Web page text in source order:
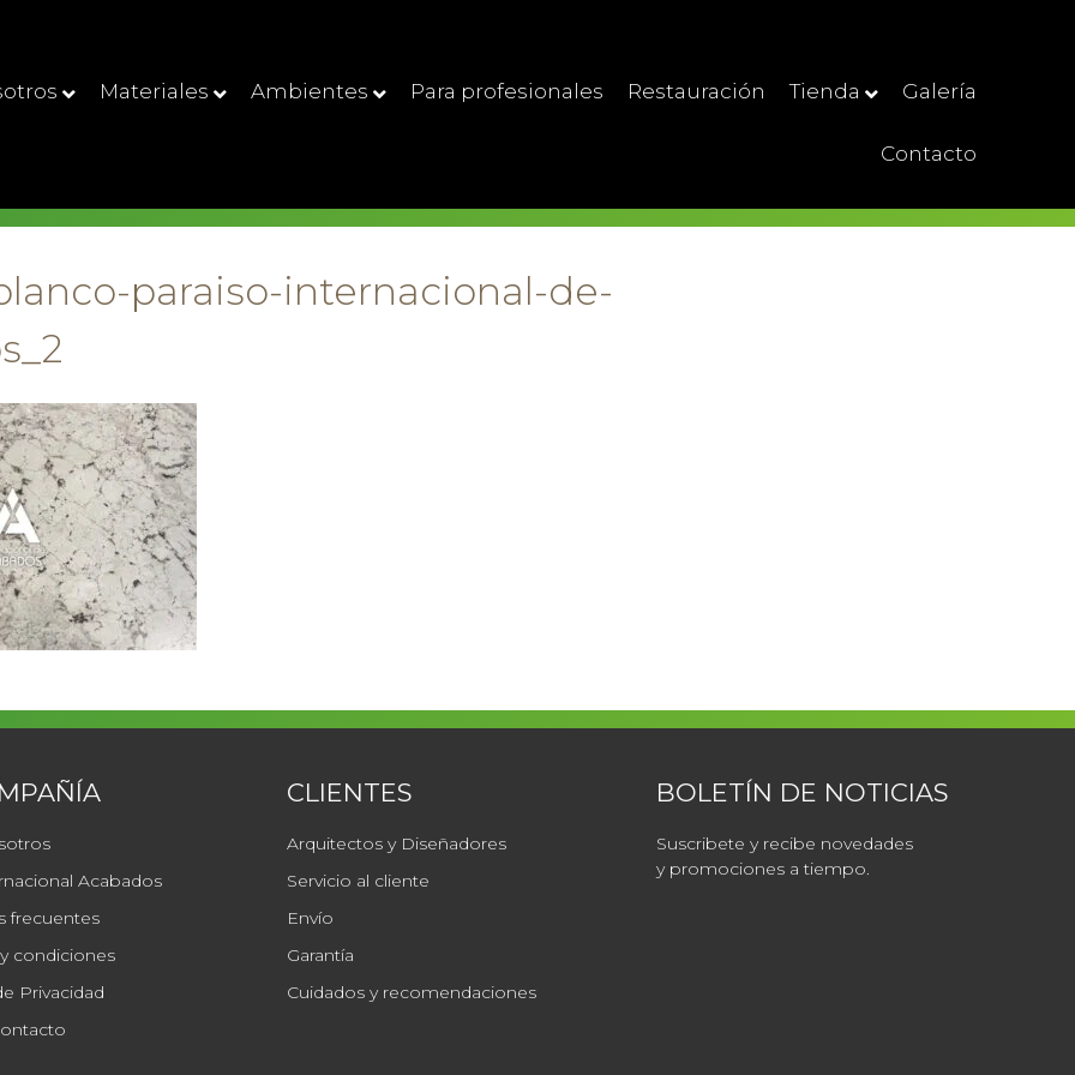
Materiales Ambientes Para profesionales Restauración Tienda Galería
Contacto
paraiso-internacional-de-
Acabados
frecuentes
condiciones
Privacidad
CLIENTES
Arquitectos y Diseñadores
Servicio al cliente
Envío
Garantía
Cuidados y recomendaciones
BOLETÍN DE NOTICIAS
Suscribete y recibe novedades
y promociones a tiempo.